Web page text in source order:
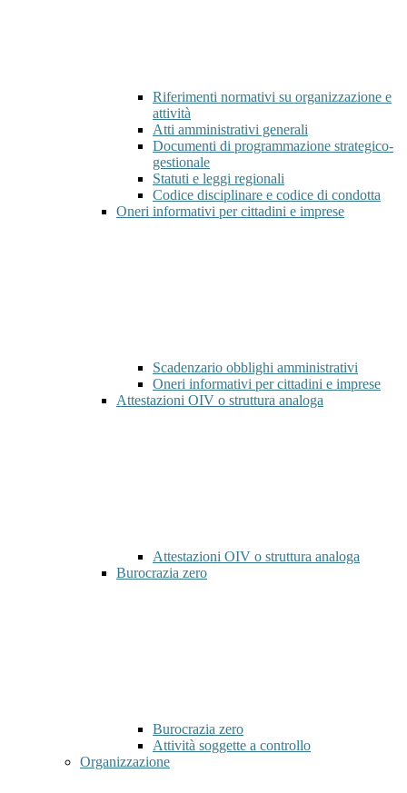
Riferimenti normativi su organizzazione e
attività
Atti amministrativi generali
Documenti di programmazione strategico-
gestionale
Statuti e leggi regionali
Codice disciplinare e codice di condotta
Oneri informativi per cittadini e imprese
Scadenzario obblighi amministrativi
Oneri informativi per cittadini e imprese
Attestazioni OIV o struttura analoga
Attestazioni OIV o struttura analoga
Burocrazia zero
Burocrazia zero
Attività soggette a controllo
Organizzazione